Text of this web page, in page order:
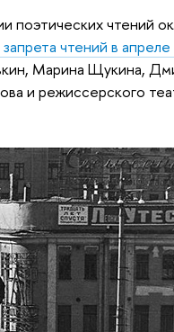
поэтических чтений
чтений в
Марина Щукина,
и режиссерского